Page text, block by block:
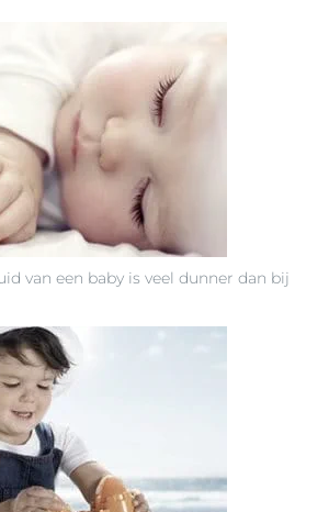
van een baby is veel dunner dan bij